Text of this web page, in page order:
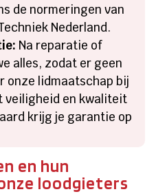
de normeringen van
Nederland.
Na reparatie of
alles, zodat er geen
onze lidmaatschap bij
veiligheid en kwaliteit
krijg je garantie op
en hun
loodgieters